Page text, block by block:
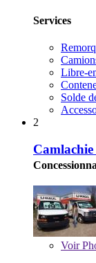
Services
Libre-
Solde
2
Camlachie
Voir